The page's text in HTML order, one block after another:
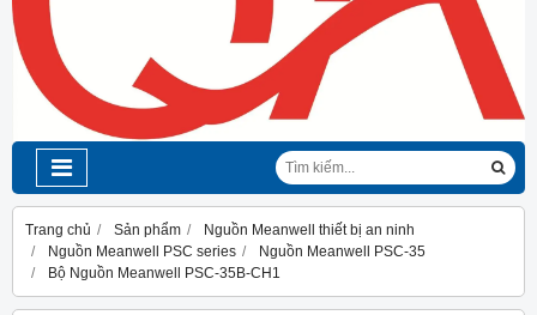
Trang chủ Sản phẩm
Nguồn Meanwell thiết bị an ninh
Nguồn Meanwell PSC series
Nguồn Meanwell PSC-35
Bộ Nguồn Meanwell PSC-35B-CH1